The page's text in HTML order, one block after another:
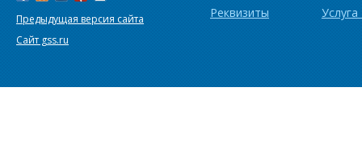
Предыдущая версия сайта
Сайт gss.ru
Реквизиты